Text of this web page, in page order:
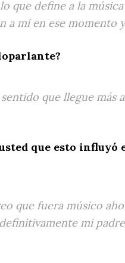
que define a la
a mí en ese momento
que llegue más
que esto
que fuera músico
mi